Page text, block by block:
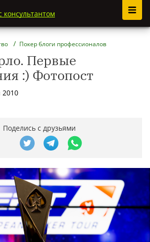
консультантом
Покер блоги профессионалов
Первые
:) Фотопост
2010
Поделись с друзьями